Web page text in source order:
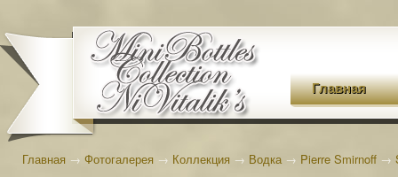
Главная
Главная → Фотогалерея → Коллекция → Водка→ Pierre Smirnoff →